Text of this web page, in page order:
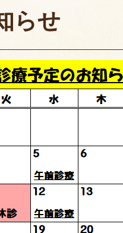
らせ